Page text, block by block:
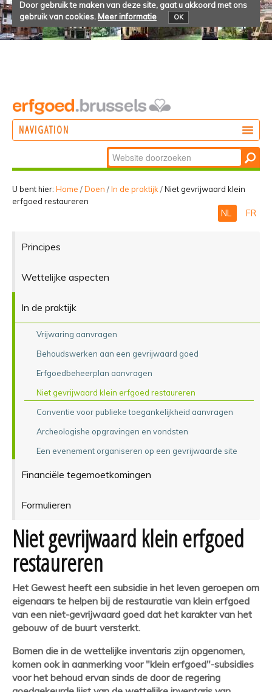
Door gebruik te maken van deze site, gaat u akkoord met ons
gebruik van cookies. Meer informatie OK
NAVIGATION
BELEVEN
Zoek
Geavanceerd
zoeken...
U bent hier: Home /Doen /In de praktijk /Niet gevrijwaard klein
erfgoed restaureren
NL FR
Principes
Wettelijke aspecten
In de praktijk
Vrijwaring aanvragen
Behoudswerken aan een gevrijwaard goed
Erfgoedbeheerplan aanvragen
Niet gevrijwaard klein erfgoed restaureren
Conventie voor publieke toegankelijkheid aanvragen
Archeologishe opgravingen en vondsten
Een evenement organiseren op een gevrijwaarde site
Financiële tegemoetkomingen
Formulieren
Niet gevrijwaard klein erfgoed
restaureren
Het Gewest heeft een subsidie in het leven geroepen om
eigenaars te helpen bij de restauratie van klein erfgoed
van een niet-gevrijwaard goed dat het karakter van het
gebouw of de buurt versterkt.
Bomen die in de wettelijke inventaris zijn opgenomen,
komen ook in aanmerking voor "klein erfgoed"-subsidies
voor het behoud ervan sinds de door de regering